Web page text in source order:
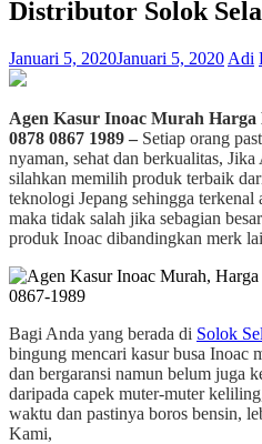
Distributor Solok
Januari 5, 2020Januari 5, 2020 Adi
Agen Kasur Inoac Murah
0878 0867 1989 – Setiap orang
nyaman, sehat dan berkualitas,
silahkan memilih produk terbaik
teknologi Jepang sehingga
maka tidak salah jika sebagian
produk Inoac dibandingkan merk
Bagi Anda yang berada di Solok
bingung mencari kasur busa Inoac
dan bergaransi namun belum juga
daripada capek muter-muter
waktu dan pastinya boros bensin,
Kami,